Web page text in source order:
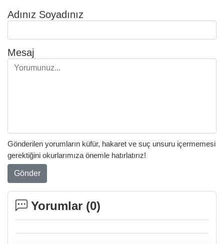
Adınız Soyadınız
Mesaj
Gönderilen yorumların küfür, hakaret ve suç unsuru içermemesi
gerektiğini okurlarımıza önemle hatırlatırız!
Gönder
Yorumlar (0)